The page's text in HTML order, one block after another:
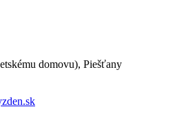
domovu), Piešťany